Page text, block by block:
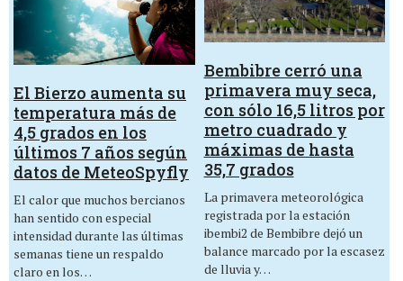
El Bierzo aumenta su
temperatura más de
4,5 grados en los
últimos 7 años según
datos de MeteoSpyfly
El calor que muchos bercianos
han sentido con especial
intensidad durante las últimas
semanas tiene un respaldo
claro en los…
Bembibre cerró una
primavera muy seca,
con sólo 16,5 litros por
metro cuadrado y
máximas de hasta
35,7 grados
La primavera meteorológica
registrada por la estación
ibembi2 de Bembibre dejó un
balance marcado por la escasez
de lluvia y…